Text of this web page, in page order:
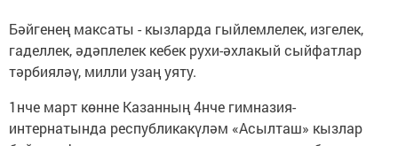
Бәйгенең максаты - кызларда гыйлемлелек, изгелек,
гаделлек, әдәплелек кебек рухи-әхлакый сыйфатлар
тәрбияләү, милли узаң уяту.
1нче март көнне Казанның 4нче гимназия-
интернатында республикакүләм «Асылташ» кызлар